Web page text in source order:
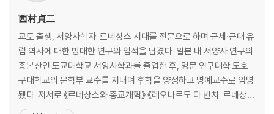
0. 강희제 31. 아시아의 다른 나라들
· 한눈에 보는 동아시아 세계
Ⅲ. 서남아시아 이야기
32. 마호메트와 코란 33. 이슬람 세계의 팽창 34. 수준 높은 이슬람 문화
西村貞二
교토 출생, 서양사학자. 르네상스 시대를 전문으로 하며 근세·근대 유
럽 역사에 대한 방대한 연구와 업적을 남겼다. 일본 내 서양사 연구의
총본산인 도쿄대학교 서양사학과를 졸업한 후, 명문 연구대학 도호
쿠대학교의 문학부 교수를 지내며 후학을 양성하고 명예교수로 임명
됐다. 저서로 《르네상스와 종교개혁》 《레오나르도 다 빈치: 르네상스
와 만능 인간》 《베버, 트뢸치, 마이네케: 어느 지적 교류》 《역사학의